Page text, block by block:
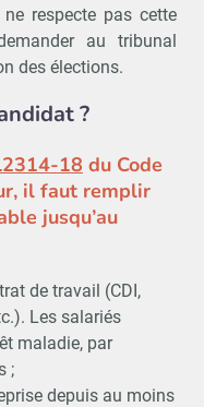
respecte pas cette
au tribunal
des élections.
?
18 du Code
il faut remplir
jusqu’au
de travail (CDI,
Les salariés
maladie, par
;
depuis au moins